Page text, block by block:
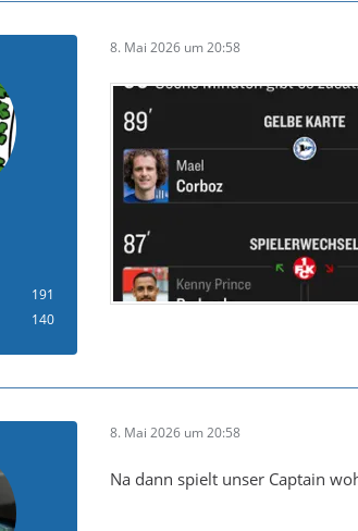
191
140
8. Mai 2026 um 20:58
8. Mai 2026 um 20:58
Na dann spielt unser Captain